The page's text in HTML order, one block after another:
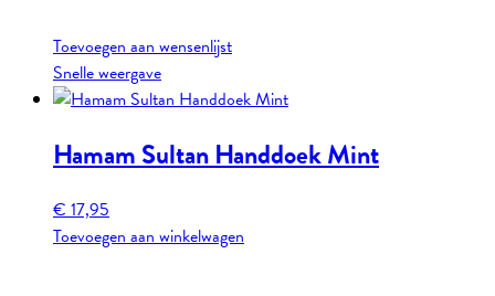
Toevoegen aan wensenlijst
Snelle weergave
Hamam Sultan Handdoek Mint
€ 17,95
Toevoegen aan winkelwagen